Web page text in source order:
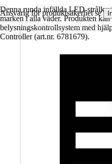
Denna runda infällda LED-
marken i alla väder. Produkten
belysningskontrollsystem med
Controller (art.nr. 6781679).
Ansvarig för produktsäkerhet se